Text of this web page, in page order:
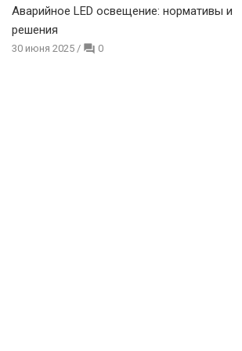
Аварийное LED освещение: нормативы и
решения
30 июня 2025 / 0